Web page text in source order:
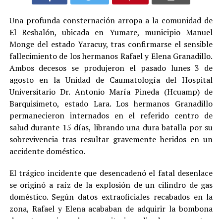
Una profunda consternación arropa a la comunidad de
El Resbalón, ubicada en Yumare, municipio Manuel
Monge del estado Yaracuy, tras confirmarse el sensible
fallecimiento de los hermanos Rafael y Elena Granadillo.
Ambos decesos se produjeron el pasado lunes 3 de
agosto en la Unidad de Caumatología del Hospital
Universitario Dr. Antonio María Pineda (Hcuamp) de
Barquisimeto, estado Lara. Los hermanos Granadillo
permanecieron internados en el referido centro de
salud durante 15 días, librando una dura batalla por su
sobrevivencia tras resultar gravemente heridos en un
accidente doméstico.
El trágico incidente que desencadenó el fatal desenlace
se originó a raíz de la explosión de un cilindro de gas
doméstico. Según datos extraoficiales recabados en la
zona, Rafael y Elena acababan de adquirir la bombona